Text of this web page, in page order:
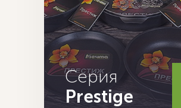
Серия
Prestige